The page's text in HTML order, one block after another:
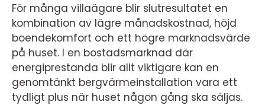
För många villaägare blir slutresultatet en
kombination av lägre månadskostnad, höjd
boendekomfort och ett högre marknadsvärde
på huset. I en bostadsmarknad där
energiprestanda blir allt viktigare kan en
genomtänkt bergvärmeinstallation vara ett
tydligt plus när huset någon gång ska säljas.